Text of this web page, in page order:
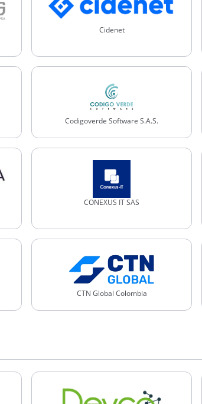
Cidenet
Codigoverde Software S.A.S.
CONEXUS IT SAS
CTN Global Colombia